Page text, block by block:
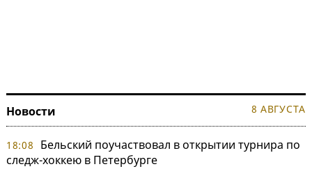
Новости 8 АВГУСТА
18:08
Бельский поучаствовал в открытии турнира по
следж-хоккею в Петербурге